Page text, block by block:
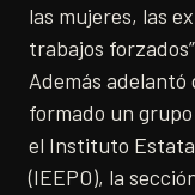
las mujeres, las
trabajos
Además
formado un
el Instituto
(IEEPO), la